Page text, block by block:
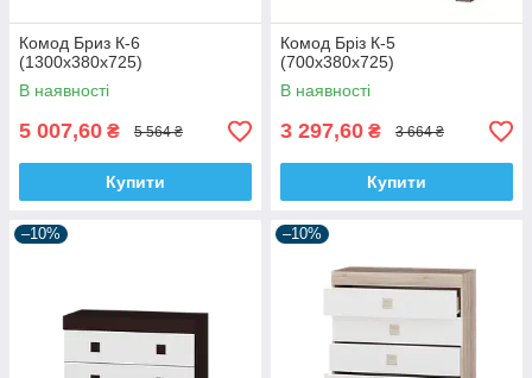
Комод Бриз К-6
(1300х380х725)
В наявності
5 007,60 ₴ 5 564 ₴
Купити
Комод Бріз К-5
(700х380х725)
В наявності
3 297,60 ₴ 3 664 ₴
Купити
–10% –10%